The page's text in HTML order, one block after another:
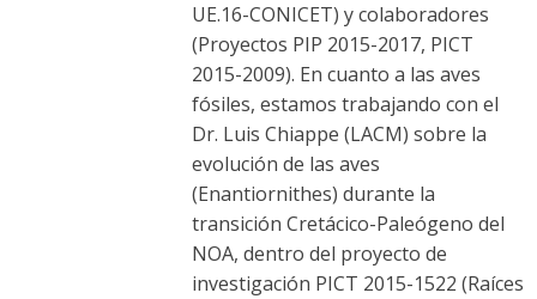
UE.16-CONICET) y colaboradores
(Proyectos PIP 2015-2017, PICT
2015-2009). En cuanto a las aves
fósiles, estamos trabajando con el
Dr. Luis Chiappe (LACM) sobre la
evolución de las aves
(Enantiornithes) durante la
transición Cretácico-Paleógeno del
NOA, dentro del proyecto de
investigación PICT 2015-1522 (Raíces